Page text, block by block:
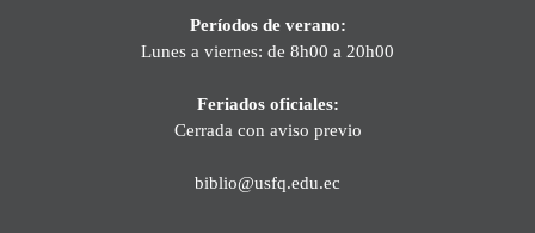
Períodos de verano:
Lunes a viernes: de 8h00 a 20h00
Feriados oficiales:
Cerrada con aviso previo
biblio@usfq.edu.ec